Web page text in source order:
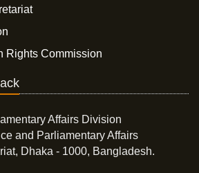
Rights Commission
Affairs Division
and Parliamentary Affairs
Dhaka - 1000, Bangladesh.